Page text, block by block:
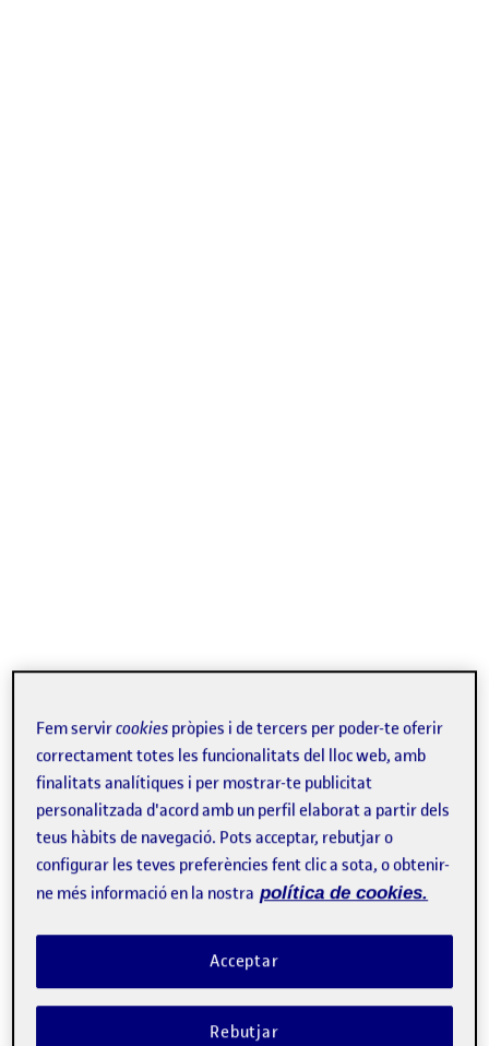
Fem servircookies pròpies i de tercers per poder-te oferir
correctament totes les funcionalitats del lloc web, amb
finalitats analítiques i per mostrar-te publicitat
personalitzada d'acord amb un perfil elaborat a partir dels
teus hàbits de navegació. Pots acceptar, rebutjar o
configurar les teves preferències fent clic a sota, o obtenir-
ne més informació en la nostra política de cookies.
Rebutjar
Acceptar